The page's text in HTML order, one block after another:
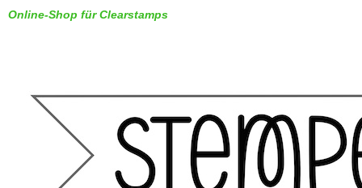
Online-Shop für Clearstamps